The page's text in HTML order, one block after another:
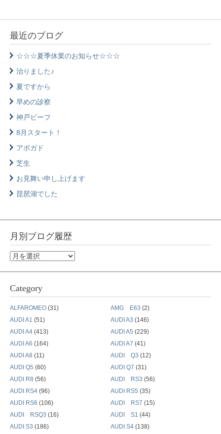
最近のブログ
☆☆☆夏季休業のお知らせ☆☆☆
治りました♪
夏ですから
早めの診察
神戸ビーフ
8月スタート！
アボガド
芝生
お見舞い申し上げます
琵琶湖でした
月別ブログ履歴
Category
ALFAROMEO (31) AMG E63 (2)
AUDI A1 (51) AUDI A3 (146)
AUDI A4 (413) AUDI A5 (229)
AUDI A6 (164) AUDI A7 (41)
AUDI A8 (11) AUDI Q3 (12)
AUDI Q5 (60) AUDI Q7 (31)
AUDI R8 (56) AUDI RS3 (56)
AUDI RS4 (96) AUDI RS5 (35)
AUDI RS6 (106) AUDI RS7 (15)
AUDI RSQ3 (16) AUDI S1 (44)
AUDI S3 (186) AUDI S4(138)